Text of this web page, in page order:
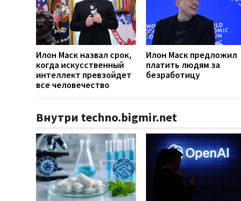
Илон Маск назвал срок,
когда искусственный
интеллект превзойдет
все человечество
Илон Маск предложил
платить людям за
безработицу
Внутри techno.bigmir.net